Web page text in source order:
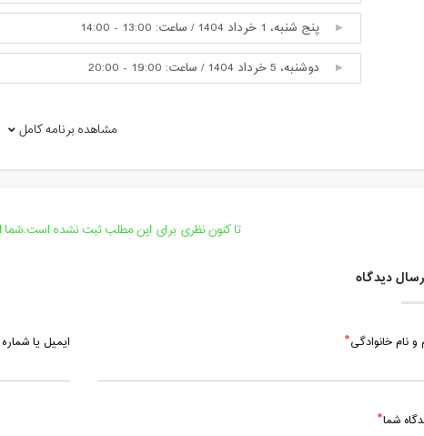
پنج شنبه، 1 خرداد 1404 / ساعت: 13:00 - 14:00
دوشنبه، 5 خرداد 1404 / ساعت: 19:00 - 20:00
مشاهده برنامه کامل
تا کنون نظری برای این مطلب ثبت نشده است.شما
دیدگاه
و نام خانوادگی ایمیل یا
شما